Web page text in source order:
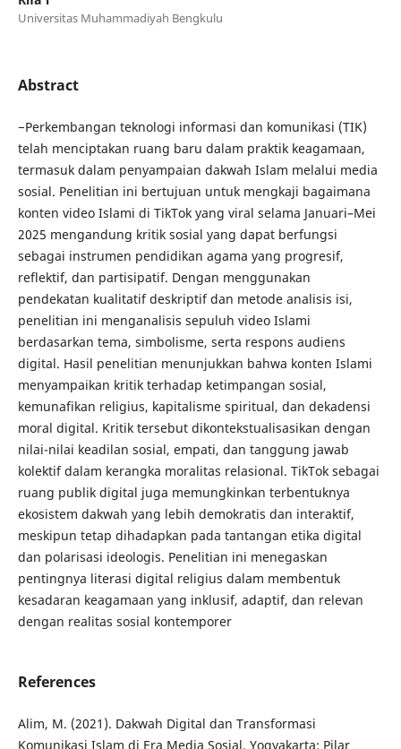
Universitas Muhammadiyah Bengkulu
Abstract
−Perkembangan teknologi informasi dan komunikasi (TIK)
telah menciptakan ruang baru dalam praktik keagamaan,
termasuk dalam penyampaian dakwah Islam melalui media
sosial. Penelitian ini bertujuan untuk mengkaji bagaimana
konten video Islami di TikTok yang viral selama Januari–Mei
2025 mengandung kritik sosial yang dapat berfungsi
sebagai instrumen pendidikan agama yang progresif,
reflektif, dan partisipatif. Dengan menggunakan
pendekatan kualitatif deskriptif dan metode analisis isi,
penelitian ini menganalisis sepuluh video Islami
berdasarkan tema, simbolisme, serta respons audiens
digital. Hasil penelitian menunjukkan bahwa konten Islami
menyampaikan kritik terhadap ketimpangan sosial,
kemunafikan religius, kapitalisme spiritual, dan dekadensi
moral digital. Kritik tersebut dikontekstualisasikan dengan
nilai-nilai keadilan sosial, empati, dan tanggung jawab
kolektif dalam kerangka moralitas relasional. TikTok sebagai
ruang publik digital juga memungkinkan terbentuknya
ekosistem dakwah yang lebih demokratis dan interaktif,
meskipun tetap dihadapkan pada tantangan etika digital
dan polarisasi ideologis. Penelitian ini menegaskan
pentingnya literasi digital religius dalam membentuk
kesadaran keagamaan yang inklusif, adaptif, dan relevan
dengan realitas sosial kontemporer
References
Alim, M. (2021). Dakwah Digital dan Transformasi
Komunikasi Islam di Era Media Sosial. Yogyakarta: Pilar